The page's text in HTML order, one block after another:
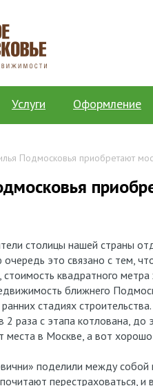
Услуги Оформление
Подмосковья приобретают
столицы нашей страны
это связано с тем,
квадратного
ближнего
стадиях
2 раза с этапа котлована,
места в Москве, а вот
поделили между
перестраховаться,